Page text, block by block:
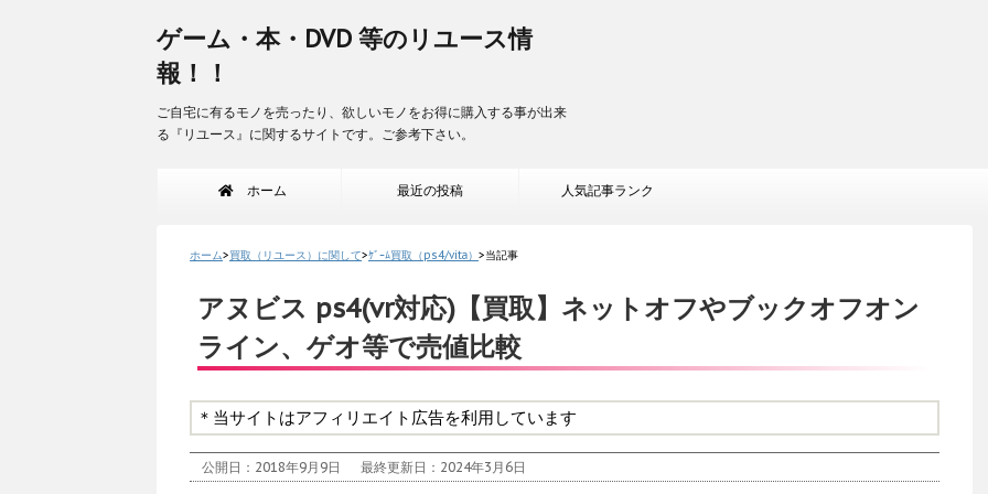
ゲーム・本・DVD 等のリユース情
報！！
ご自宅に有るモノを売ったり、欲しいモノをお得に購入する事が出来
る『リユース』に関するサイトです。ご参考下さい。
ホーム 最近の投稿 人気記事ランク
ホーム>買取（リユース）に関して>ｹﾞｰﾑ買取（ps4/vita） >当記事
アヌビス ps4(vr対応)【買取】ネットオフやブックオフオン
ライン、ゲオ等で売値比較
＊当サイトはアフィリエイト広告を利用しています
公開日：2018年9月9日 最終更新日：2024年3月6日